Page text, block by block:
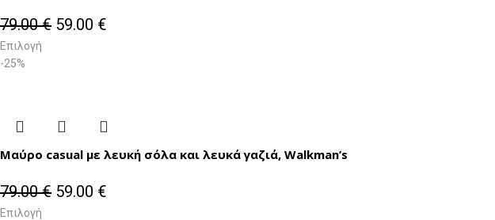
79.00€ 59.00 €
Επιλογή
-25%
Μαύρο casual με λευκή σόλα και λευκά γαζιά, Walkman’s
79.00€ 59.00 €
Επιλογή